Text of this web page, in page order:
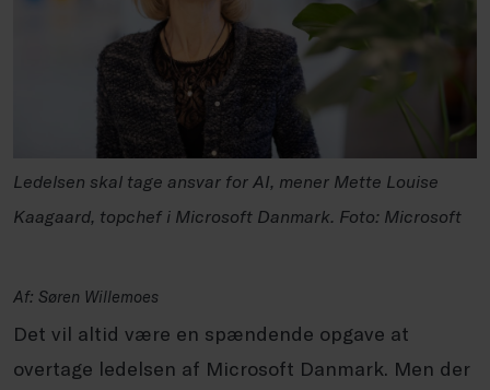
Ledelsen skal tage ansvar for AI, mener Mette Louise
Kaagaard, topchef i Microsoft Danmark. Foto: Microsoft
Af: Søren Willemoes
Det vil altid være en spændende opgave at
overtage ledelsen af Microsoft Danmark. Men der